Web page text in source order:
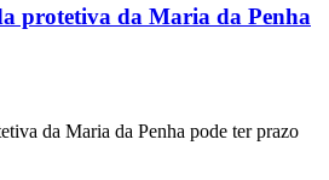
protetiva da Maria da Penha
da Maria da Penha pode ter prazo